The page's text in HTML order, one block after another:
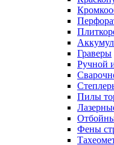
Граверы
Ручной
Пилы
Фены